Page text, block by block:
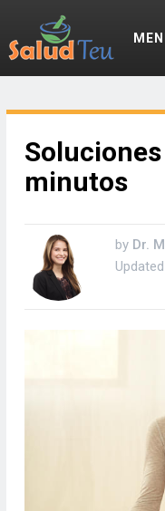
minutos
by Dr.
Updated